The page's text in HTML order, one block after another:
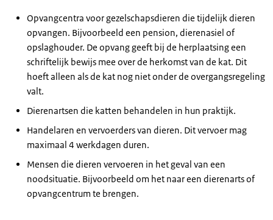
Opvangcentra voor gezelschapsdieren die tijdelijk dieren
opvangen. Bijvoorbeeld een pension, dierenasiel of
opslaghouder. De opvang geeft bij de herplaatsing een
schriftelijk bewijs mee over de herkomst van de kat. Dit
hoeft alleen als de kat nog niet onder de overgangsregeling
valt.
Dierenartsen die katten behandelen in hun praktijk.
Handelaren en vervoerders van dieren. Dit vervoer mag
maximaal 4 werkdagen duren.
Mensen die dieren vervoeren in het geval van een
noodsituatie. Bijvoorbeeld om het naar een dierenarts of
opvangcentrum te brengen.